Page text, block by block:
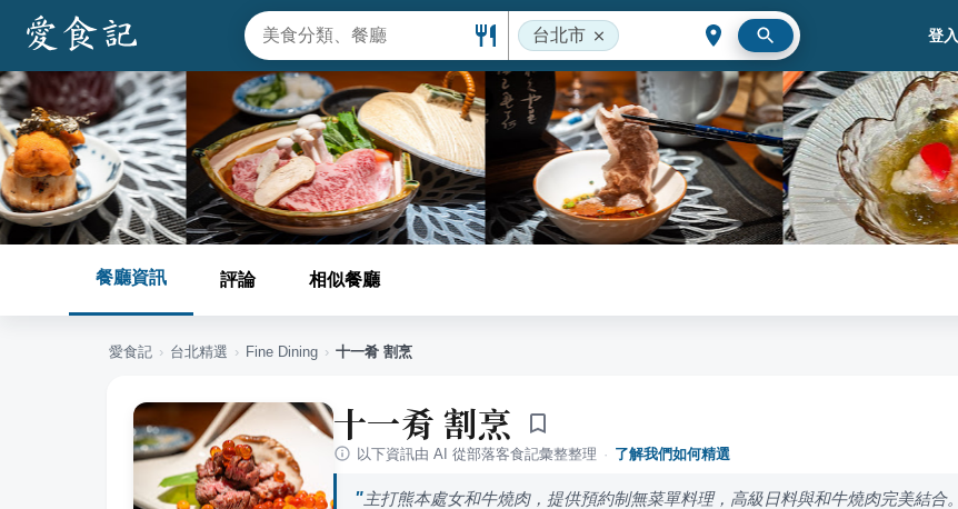
台北市 登入
餐廳資訊 評論 相似餐廳
愛食記 › 台北精選 › Fine Dining › 十一肴 割烹
十一肴 割烹
以下資訊由 AI 從部落客食記彙整整理 · 了解我們如何精選
主打熊本處女和牛燒肉，提供預約制無菜單料理，高級日料與和牛燒肉完美結合。